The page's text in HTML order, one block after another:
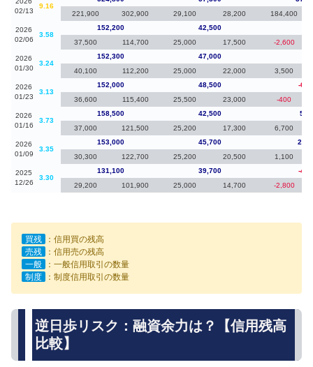
02/13
9.16
221,900
302,900 29,100 28,200 184,400
2026
02/06
3.58
152,200 42,500
37,500
114,700 25,000 17,500 -2,600
2026
01/30
3.24
152,300 47,000
40,100
112,200 25,000 22,000 3,500
2026
01/23
3.13
152,000 48,500
-
36,600
115,400 25,500 23,000 -400
2026
01/16
3.73
158,500 42,500
37,000
121,500 25,200 17,300 6,700
2026
01/09
3.35
153,000 45,700
30,300
122,700 25,200 20,500 1,100
2025
12/26
3.30
131,100 39,700
-
29,200
101,900 25,000 14,700 -2,800
買残
：信用買の残高
売残
：信用売の残高
一般
：一般信用取引の数量
制度
：制度信用取引の数量
逆日歩リスク：融資余力は？【信用残高
比較】